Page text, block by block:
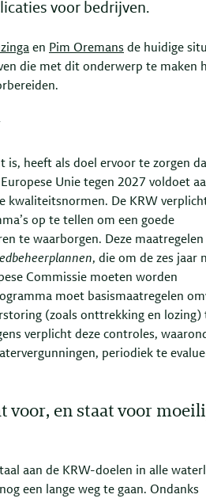
voor bedrijven.
en Pim Oremans de huidige
die met dit onderwerp te maken
is, heeft als doel ervoor te zorgen
Unie tegen 2027 voldoet
kwaliteitsnormen. De KRW
op te tellen om een goede
te waarborgen. Deze
, die om de zes jaar
Commissie moeten worden
moet basismaatregelen
(zoals onttrekking en lozing)
verplicht deze controles,
periodiek te
voor, en staat voor
aan de KRW-doelen in alle
een lange weg te gaan. Ondanks